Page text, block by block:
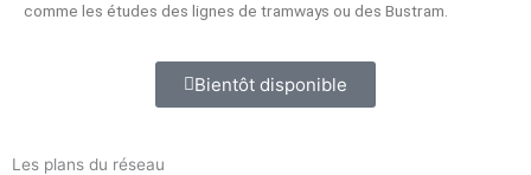
comme les études des lignes de tramways ou des Bustram.
Bientôt disponible
Les plans du réseau